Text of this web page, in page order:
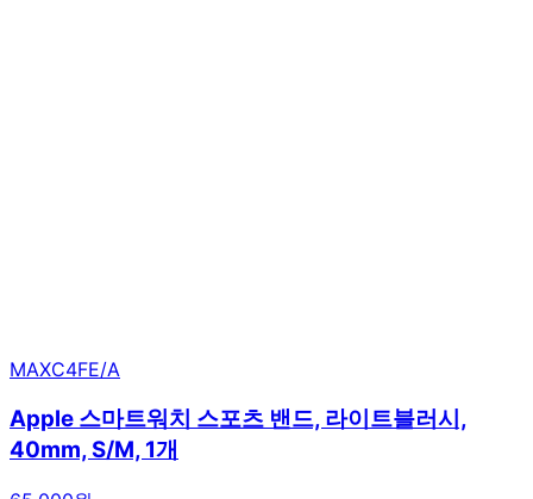
MAXC4FE/A
Apple 스마트워치 스포츠 밴드, 라이트블러시,
40mm, S/M, 1개